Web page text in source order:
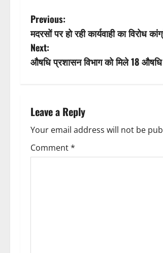
P
o
s
n
a
v
Previous:
मदरसों पर हो रही कार्यवाही का विरोध
Next:
औषधि प्रशासन विभाग को मिले 18 औषधि
Leave a Reply
Your email address will not be
Comment*